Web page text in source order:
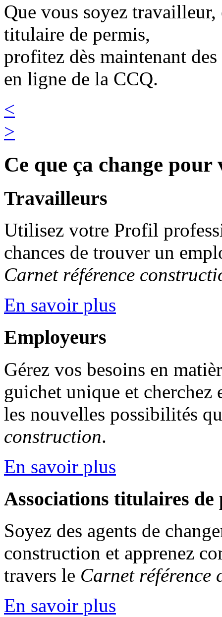
Que vous soyez
titulaire de permis,
profitez dès maintenant
en ligne de la CCQ.
<
>
Ce que ça change pour
Travailleurs
Utilisez votre Profil
chances de trouver un
Carnet référence
En savoir plus
Employeurs
Gérez vos besoins en
guichet unique et cherchez
les nouvelles possibilités
construction.
En savoir plus
Associations titulaires de
Soyez des agents de
construction et apprenez
travers le Carnet référence
En savoir plus